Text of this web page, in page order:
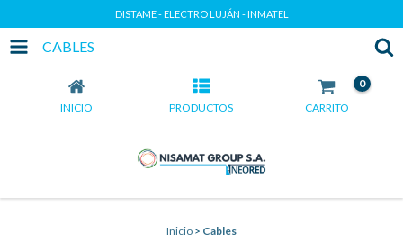
DISTAME - ELECTRO LUJÁN - INMATEL
CABLES
INICIO PRODUCTOS CARRITO
0
Inicio > Cables